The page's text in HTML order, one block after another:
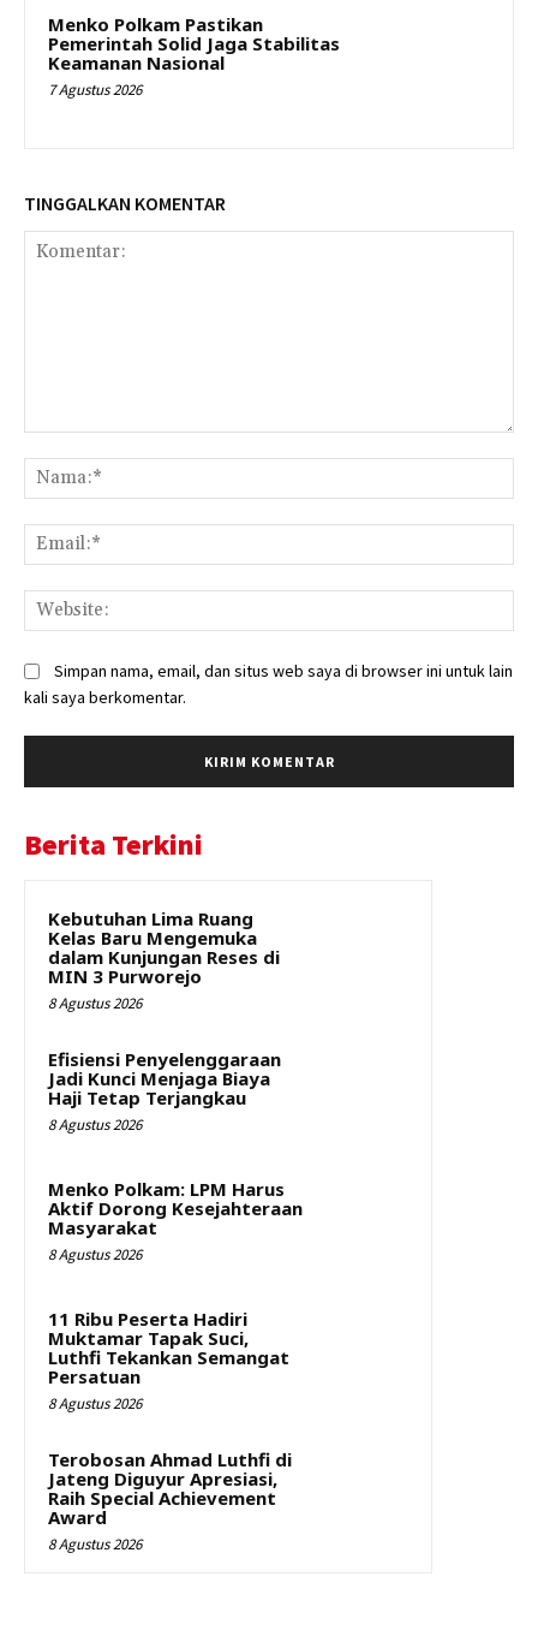
Menko Polkam Pastikan
Pemerintah Solid Jaga Stabilitas
Keamanan Nasional
7 Agustus 2026
TINGGALKAN KOMENTAR
Simpan nama, email, dan situs web saya di browser ini untuk lain
kali saya berkomentar.
Berita Terkini
Kebutuhan Lima Ruang
Kelas Baru Mengemuka
dalam Kunjungan Reses di
MIN 3 Purworejo
8 Agustus 2026
Efisiensi Penyelenggaraan
Jadi Kunci Menjaga Biaya
Haji Tetap Terjangkau
8 Agustus 2026
Menko Polkam: LPM Harus
Aktif Dorong Kesejahteraan
Masyarakat
8 Agustus 2026
11 Ribu Peserta Hadiri
Muktamar Tapak Suci,
Luthfi Tekankan Semangat
Persatuan
8 Agustus 2026
Terobosan Ahmad Luthfi di
Jateng Diguyur Apresiasi,
Raih Special Achievement
Award
8 Agustus 2026